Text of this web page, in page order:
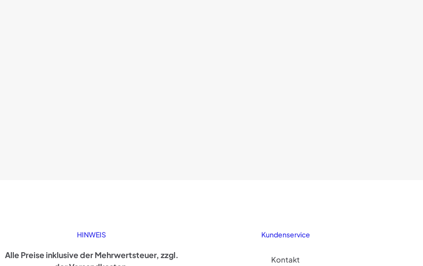
HINWEIS
Alle Preise inklusive der Mehrwertsteuer, zzgl.
Kundenservice
Kontakt